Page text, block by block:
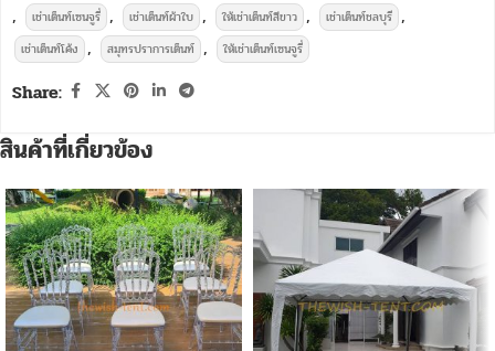
, เช่าเต็นท์เซนจูรี่ , เช่าเต็นท์ผ้าใบ , ให้เช่าเต็นท์สีขาว , เช่าเต็นท์ชลบุรี ,
เช่าเต็นท์โค้ง , สมุทรปราการเต็นท์ , ให้เช่าเต็นท์เซนจูรี่
Share:
สินค้าที่เกี่ยวข้อง